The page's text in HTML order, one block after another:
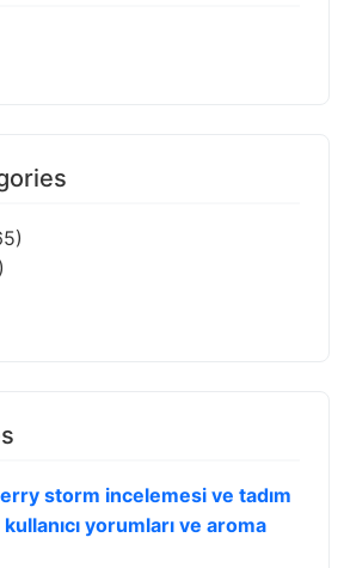
storm incelemesi ve tadım
kullanıcı yorumları ve aroma